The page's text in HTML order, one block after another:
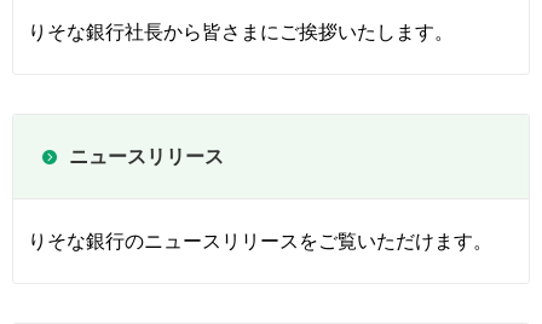
りそな銀行社長から皆さまにご挨拶いたします。
ニュースリリース
りそな銀行のニュースリリースをご覧いただけます。